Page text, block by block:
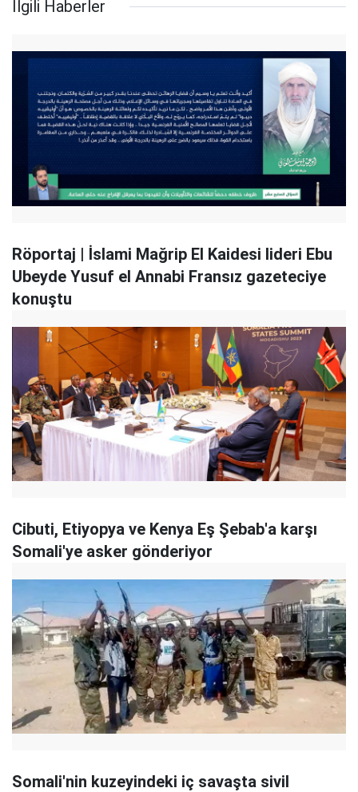
İlgili Haberler
Röportaj | İslami Mağrip El Kaidesi lideri Ebu
Ubeyde Yusuf el Annabi Fransız gazeteciye
konuştu
Cibuti, Etiyopya ve Kenya Eş Şebab'a karşı
Somali'ye asker gönderiyor
Somali'nin kuzeyindeki iç savaşta sivil